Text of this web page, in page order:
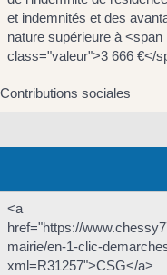
et indemnités et des
nature supérieure à <span
class="valeur">3 666 €</
Contributions sociales
<a
href="https://
mairie/en-1-clic-
xml=R31257">CSG</a>